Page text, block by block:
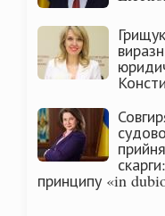
принципу «in